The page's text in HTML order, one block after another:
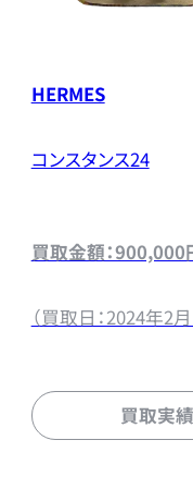
HERMES
コンスタンス24
買取金額：900,000
（買取日：2024年2
買取実